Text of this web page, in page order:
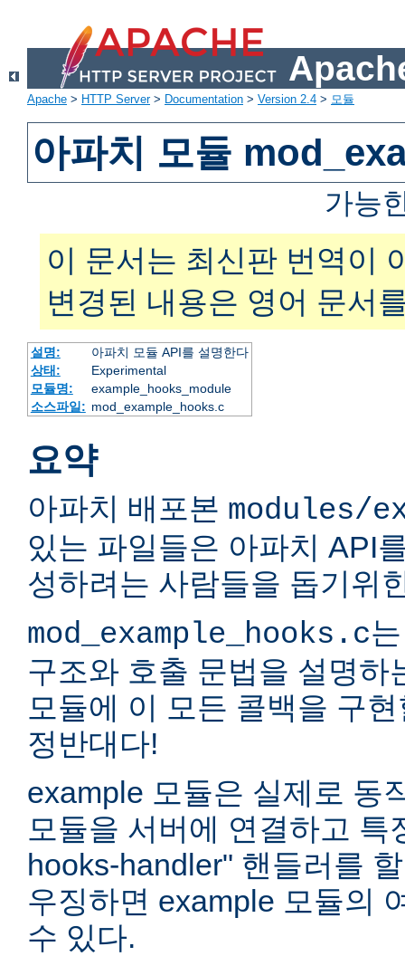
Apache > HTTP Server> Documentation > Version 2.4 > 모듈
아파치 모듈
가능
이 문서는 최신판 번역이
변경된 내용은 영어 문서
설명:
아파치 모듈 API를 설명한다
상태:
Experimental
모듈명:
example_hooks_module
소스파일: mod_example_hooks.c
요약
아파치 배포본 modules/
있는 파일들은 아파치 API
성하려는 사람들을 돕기위
mod_example_hooks.c
구조와 호출 문법을 설명하
모듈에 이 모든 콜백을 구
정반대다!
example 모듈은 실제로 동
모듈을 서버에 연결하고 특
hooks-handler" 핸들러를
우징하면 example 모듈의
수 있다.